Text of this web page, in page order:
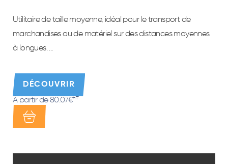
Utilitaire de taille moyenne, idéal pour le transport de
marchandises ou de matériel sur des distances moyennes
à longues. ...
DÉCOUVRIR
À partir de 80.07€HT*